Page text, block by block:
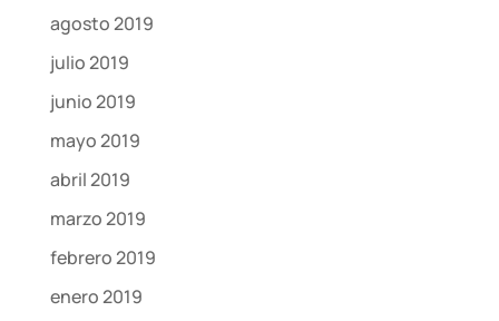
agosto 2019
julio 2019
junio 2019
mayo 2019
abril 2019
marzo 2019
febrero 2019
enero 2019